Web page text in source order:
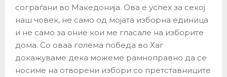
сограѓани во Македонија. Ова е успех за секој
наш човек, не само од мојата изборна единица
и не само за оние кои ме гласале на изборите
дома. Со оваа голема победа во Хаг
докажуваме дека можеме рамноправно да се
носиме на отворени избори со претставниците